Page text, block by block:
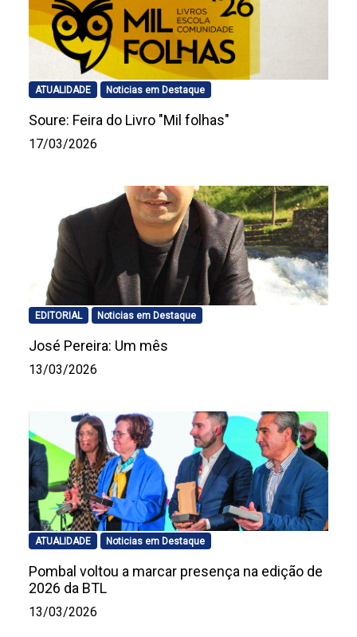
ATUALIDADE Noticias em Destaque
Soure: Feira do Livro "Mil folhas"
17/03/2026
EDITORIAL Noticias em Destaque
José Pereira: Um mês
13/03/2026
ATUALIDADE Noticias em Destaque
Pombal voltou a marcar presença na edição de
2026 da BTL
13/03/2026